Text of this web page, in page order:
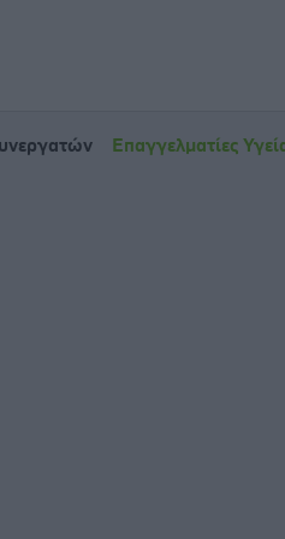
Επαγγελματίες